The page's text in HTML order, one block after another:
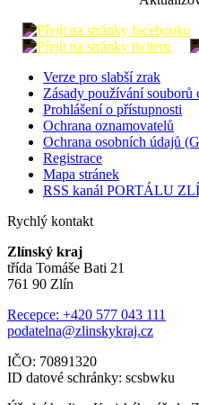
Verze pro slabší zrak
Zásady používání souborů
Prohlášení o přístupnosti
Ochrana oznamovatelů
Ochrana osobních údajů
Registrace
Mapa stránek
RSS kanál PORTÁLU
Rychlý kontakt
Zlínský kraj
třída Tomáše Bati 21
761 90 Zlín
Recepce: +420 577 043 111
podatelna@zlinskykraj.cz
IČO: 70891320
ID datové schránky: scsbwku